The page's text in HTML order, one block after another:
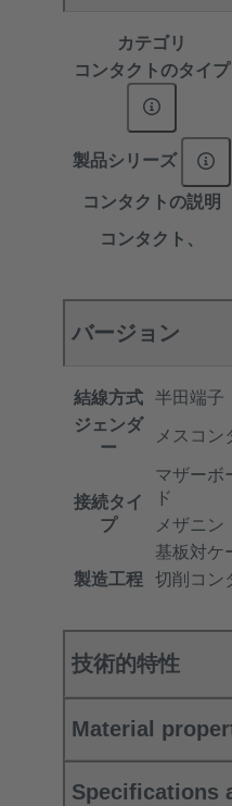
カテゴリ
コンタクトのタイプ
製品シリーズ
コンタクトの説明
コンタクト、
バージョン
結線方式
半田端子
ジェンダ
ー
メスコン
接続タイ
プ
マザーボ
ド
メザニン
基板対ケ
製造工程
切削コン
技術的特性
Material
Specifications